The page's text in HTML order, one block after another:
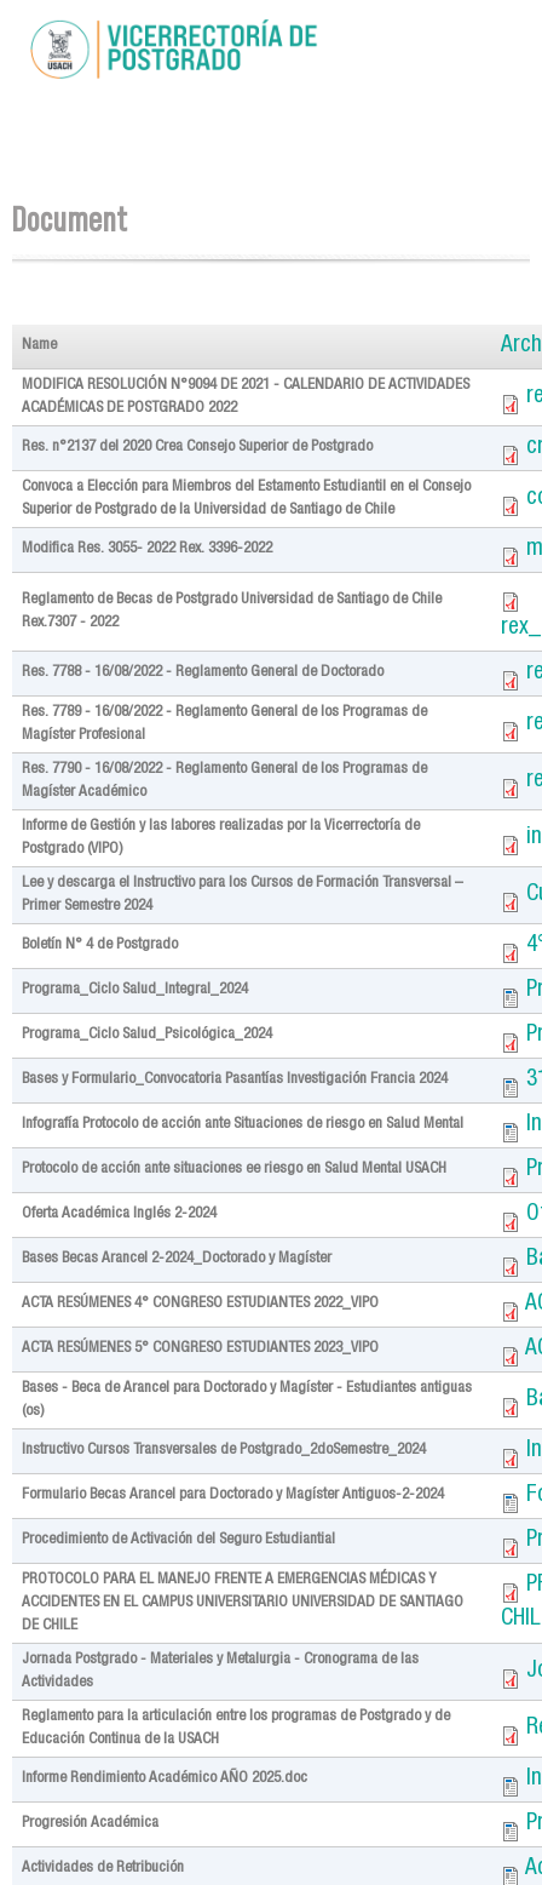
main
You are here
Document
Name
MODIFICA RESOLUCIÓN N°9094 DE 2021 - CALENDARIO DE ACTIVIDADES
ACADÉMICAS DE POSTGRADO 2022
Res. n°2137 del 2020 Crea Consejo Superior de Postgrado
Convoca a Elección para Miembros del Estamento Estudiantil en el Consejo
Superior de Postgrado de la Universidad de Santiago de Chile
Modifica Res. 3055- 2022 Rex. 3396-2022
Reglamento de Becas de Postgrado Universidad de Santiago de Chile
Rex.7307 - 2022
Res. 7788 - 16/08/2022 - Reglamento General de Doctorado
Res. 7789 - 16/08/2022 - Reglamento General de los Programas de
Magíster Profesional
Res. 7790 - 16/08/2022 - Reglamento General de los Programas de
Magíster Académico
Informe de Gestión y las labores realizadas por la Vicerrectoría de
Postgrado (VIPO)
Lee y descarga el Instructivo para los Cursos de Formación Transversal –
Primer Semestre 2024
Boletín N° 4 de Postgrado
Programa_Ciclo Salud_Integral_2024
Programa_Ciclo Salud_Psicológica_2024
Bases y Formulario_Convocatoria Pasantías Investigación Francia 2024
Infografía Protocolo de acción ante Situaciones de riesgo en Salud Mental
Protocolo de acción ante situaciones ee riesgo en Salud Mental USACH
Oferta Académica Inglés 2-2024
Bases Becas Arancel 2-2024_Doctorado y Magíster
ACTA RESÚMENES 4° CONGRESO ESTUDIANTES 2022_VIPO
ACTA RESÚMENES 5° CONGRESO ESTUDIANTES 2023_VIPO
Bases - Beca de Arancel para Doctorado y Magíster - Estudiantes antiguas
(os)
Instructivo Cursos Transversales de Postgrado_2doSemestre_2024
Formulario Becas Arancel para Doctorado y Magíster Antiguos-2-2024
Procedimiento de Activación del Seguro Estudiantial
PROTOCOLO PARA EL MANEJO FRENTE A EMERGENCIAS MÉDICAS Y
ACCIDENTES EN EL CAMPUS UNIVERSITARIO UNIVERSIDAD DE SANTIAGO
DE CHILE
Jornada Postgrado - Materiales y Metalurgia - Cronograma de las
Actividades
Reglamento para la articulación entre los programas de Postgrado y de
Educación Continua de la USACH
Informe Rendimiento Académico AÑO 2025.doc
Progresión Académica
Actividades de Retribución